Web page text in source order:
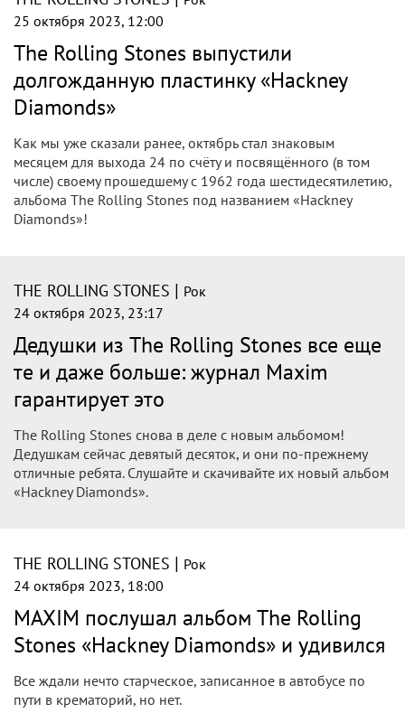
THE ROLLING STONES|Рок
2 ноября 2023, 10:30
«Тоже так можем!»: Основатель «Арии»
Холстинин сравнил группу с The Rolling
Stones
Интерес к року невозможно потерять, группа еще не все
спела и не все сыграла, отметил в эфире НСН Владимир
THE ROLLING STONES
Доход группы The Rolling Stones
превысил миллиард долларов
Доход британской рок-группы The Rolling Stones
превысил миллиард долларов. Известно, что концерты
принесли участникам музыкального коллектива
рекордные два миллиарда...
THE ROLLING STONES | Рок
25 октября 2023, 12:00
The Rolling Stones выпустили
долгожданную пластинку «Hackney
Как мы уже сказали ранее, октябрь стал знаковым